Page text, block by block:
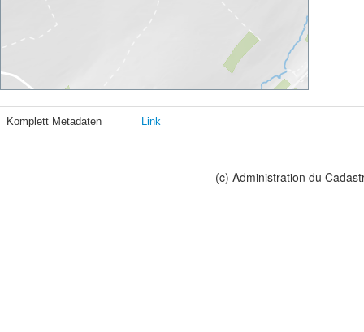
Komplett Metadaten Link
(c) Administration du